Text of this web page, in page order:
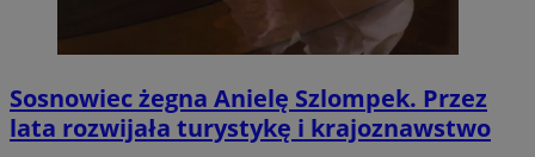
Sosnowiec żegna Anielę Szlompek. Przez
lata rozwijała turystykę i krajoznawstwo